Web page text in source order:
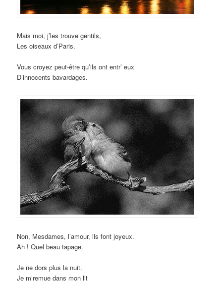
Mais moi, j’les trouve gentils,
Les oiseaux d’Paris.
Vous croyez peut-être qu’ils ont entr’ eux
D’innocents bavardages.
Non, Mesdames, l’amour, ils font joyeux.
Ah ! Quel beau tapage.
Je ne dors plus la nuit.
Je m’remue dans mon lit